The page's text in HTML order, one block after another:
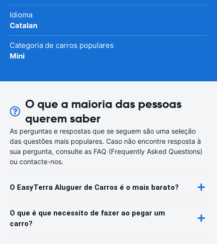
Idioma
Catalan
Categoria de carros populares
Mini
O que a maioria das pessoas
querem saber
As perguntas e respostas que se seguem são uma seleção
das questões mais populares. Caso não encontre resposta à
sua pergunta, consulte as FAQ (Frequently Asked Questions)
ou contacte-nos.
O EasyTerra Aluguer de Carros é o mais barato?
O que é que necessito de fazer ao pegar um
carro?